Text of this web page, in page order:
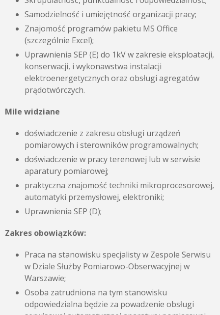
Samodzielność i umiejętność organizacji pracy;
Znajomość programów pakietu MS Office
(szczególnie Excel);
Uprawnienia SEP (E) do 1kV w zakresie eksploatacji,
konserwacji, i wykonawstwa instalacji
elektroenergetycznych oraz obsługi agregatów
prądotwórczych.
Mile widziane
doświadczenie z zakresu obsługi urządzeń
pomiarowych i sterowników programowalnych;
doświadczenie w pracy terenowej lub w serwisie
aparatury pomiarowej;
praktyczna znajomość techniki mikroprocesorowej,
automatyki przemysłowej, elektroniki;
Uprawnienia SEP (D);
Zakres obowiązków:
Praca na stanowisku specjalisty w Zespole Serwisu
w Dziale Służby Pomiarowo-Obserwacyjnej w
Warszawie;
Osoba zatrudniona na tym stanowisku
odpowiedzialna będzie za powadzenie obsługi